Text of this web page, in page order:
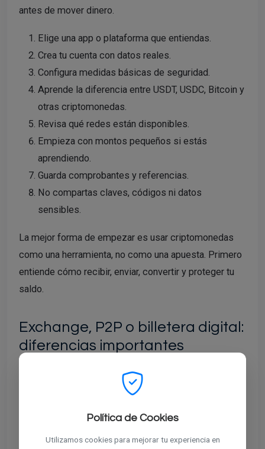
antes de mover dinero.
Elige una app o plataforma que entiendas.
Crea tu cuenta con datos reales.
Configura medidas básicas de seguridad.
Aprende la diferencia entre USDT, USDC, Bitcoin y
otras criptomonedas.
Revisa qué redes están disponibles.
Empieza con montos pequeños si estás
aprendiendo.
Guarda comprobantes y referencias.
No compartas claves, códigos ni datos
sensibles.
La mejor forma de empezar es usar criptomonedas
como una herramienta, no como una apuesta. Primero
entiende cómo recibir, enviar, convertir y proteger tu
saldo.
Exchange, P2P o billetera digital:
diferencias importantes
Una persona en Venezuela puede acceder a
criptomonedas de varias formas. Cada opción tiene
Opción Qué ofrece
Para quién puede
Política de Cookies
Utilizamos cookies para mejorar tu experiencia en